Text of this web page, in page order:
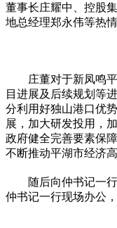
董事长庄耀中、控股
地总经理郑永伟等热情
庄董对于新凤鸣
目进展及后续规划等
分利用好独山港口优
展，加大研发投用，
政府健全完善要素保
不断推动平湖市经济高
随后向仲书记一
仲书记一行现场办公